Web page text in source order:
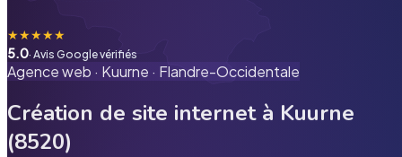
★★★★★
5.0· Avis Google vérifiés
Agence web · Kuurne · Flandre-Occidentale
Création de site internet à Kuurne
(8520)